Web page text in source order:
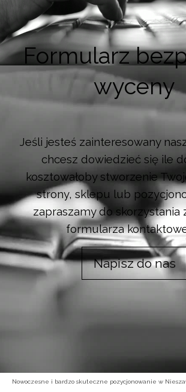
Formularz
wyceny
Jeśli jesteś zainteresowany
chcesz dowiedzieć się ile
kosztowałoby stworzenie
strony, sklepu lub
zapraszamy do skorzystania
formularza
Napisz do nas
Nowoczesne i bardzo skuteczne pozycjonowanie w